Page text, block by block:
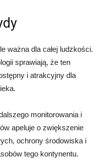
ważna dla całej ludzkości.
sprawiają, że ten
i atrakcyjny dla
monitorowania i
apeluje o zwiększenie
ochrony środowiska i
tego kontynentu.